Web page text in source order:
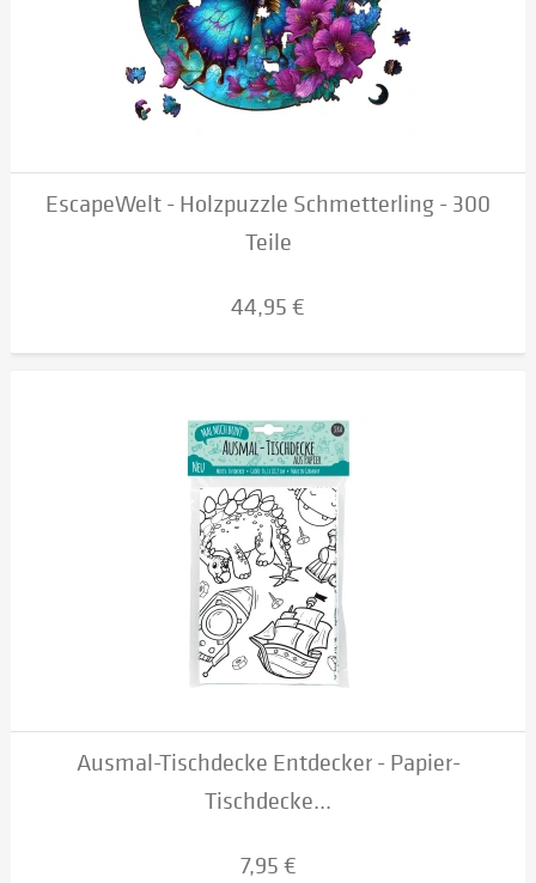
EscapeWelt - Holzpuzzle Schmetterling - 300
Teile
44,95 €
Ausmal-Tischdecke Entdecker - Papier-
Tischdecke...
7,95 €